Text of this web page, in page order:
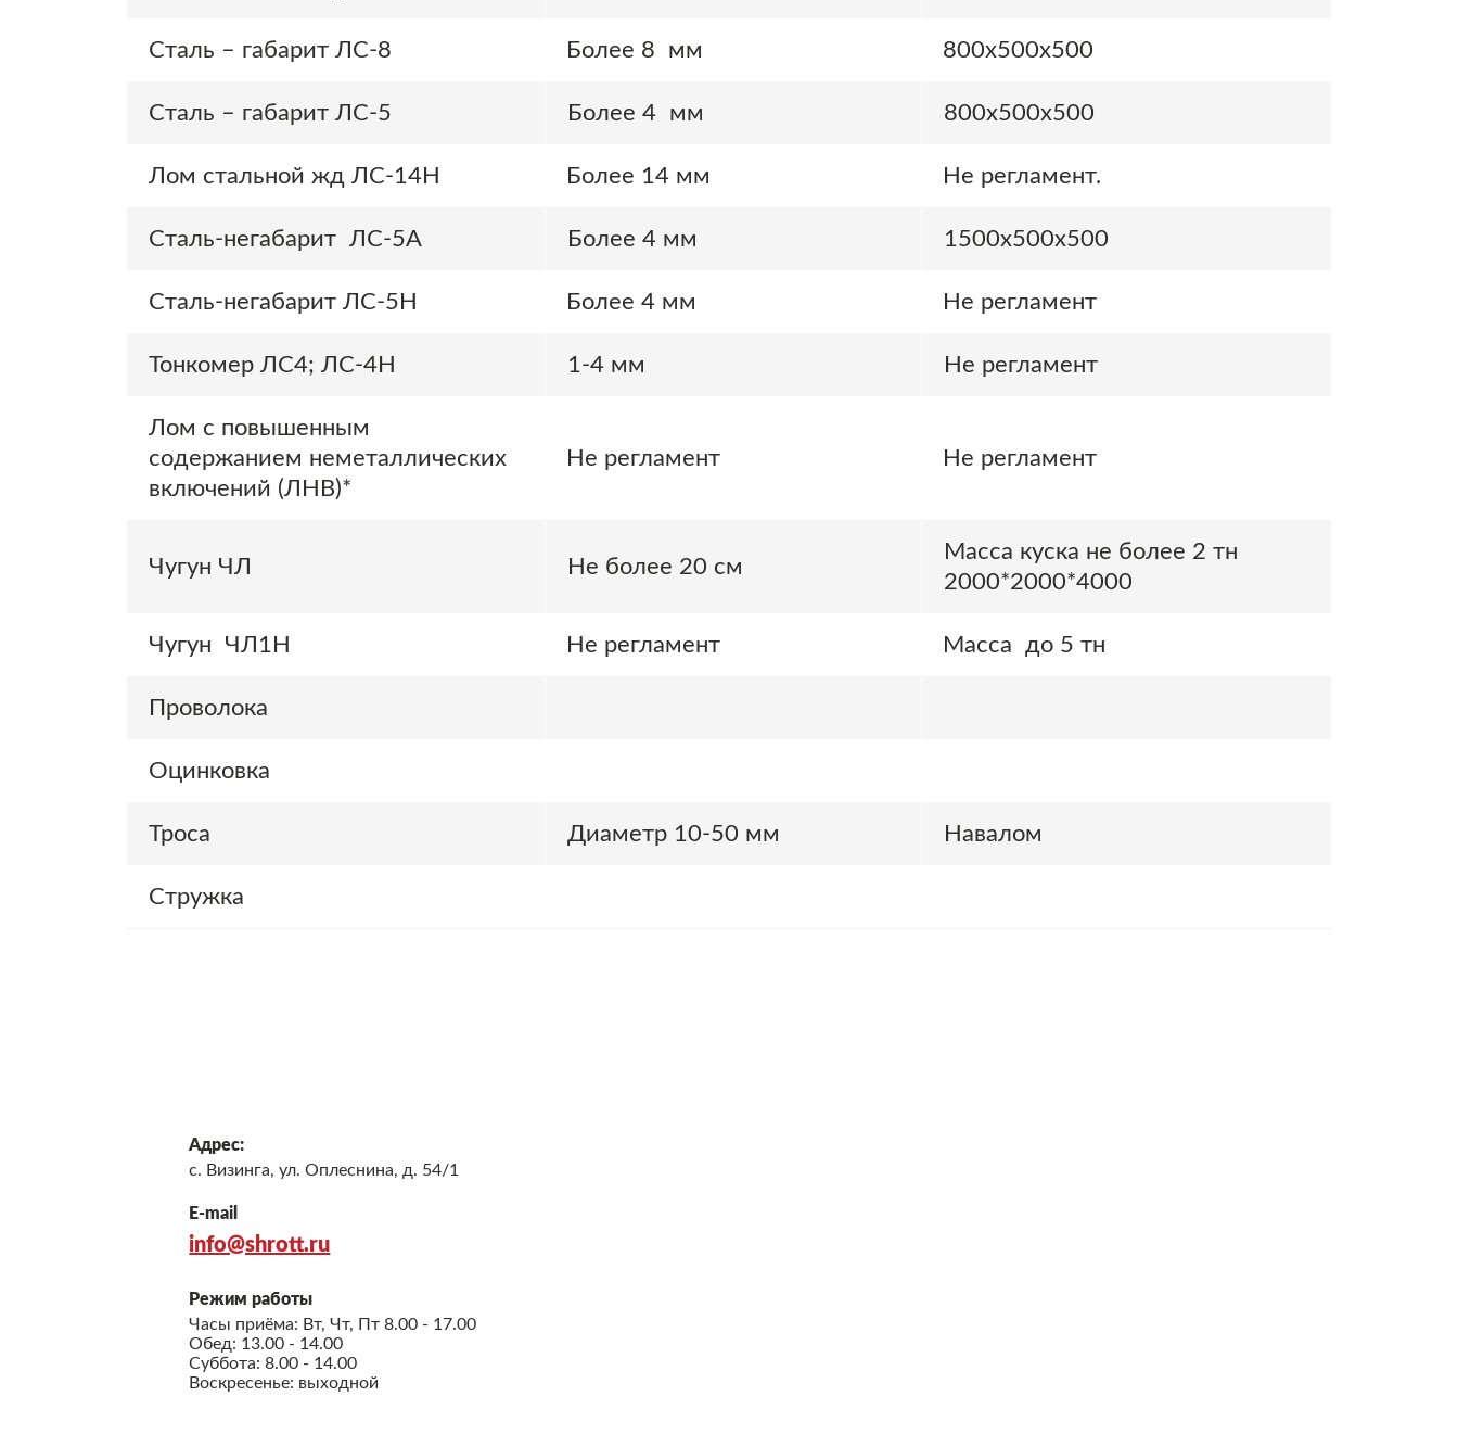
Сталь – габарит ЛС-8 Более 8 мм 800х500х500
Сталь – габарит ЛС-5 Более 4 мм 800х500х500
Лом стальной жд ЛС-14Н Более 14 мм Не регламент.
Сталь-негабарит ЛС-5А Более 4 мм 1500х500х500
Сталь-негабарит ЛС-5Н Более 4 мм Не регламент
Тонкомер ЛС4; ЛС-4Н 1-4 мм Не регламент
Лом с повышенным
содержанием неметаллических
включений (ЛНВ)*
Не регламент Не регламент
Чугун ЧЛ Не более 20 см
Масса куска не более 2 тн
2000*2000*4000
Чугун ЧЛ1Н Не регламент Масса до 5 тн
Проволока
Оцинковка
Троса Диаметр 10-50 мм Навалом
Стружка
Адрес:
с. Визинга, ул. Оплеснина, д. 54/1
E-mail
info@shrott.ru
Режим работы
Часы приёма: Вт, Чт, Пт 8.00 - 17.00
Обед: 13.00 - 14.00
Суббота: 8.00 - 14.00
Воскресенье: выходной